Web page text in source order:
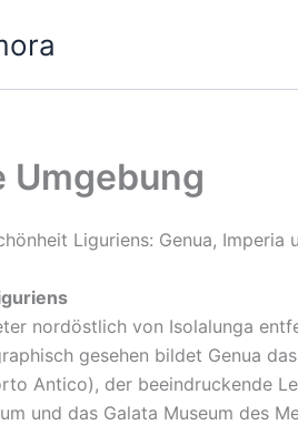
Umgebung
Liguriens: Genua, Imperia
nordöstlich von Isolalunga
gesehen bildet Genua
Antico), der beeindruckende
und das Galata Museum des